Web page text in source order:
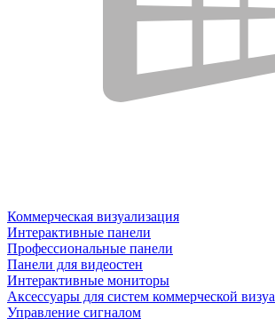
Коммерческая визуализация
Интерактивные панели
Профессиональные панели
Панели для видеостен
Интерактивные мониторы
Аксессуары для систем коммерческой
Управление сигналом